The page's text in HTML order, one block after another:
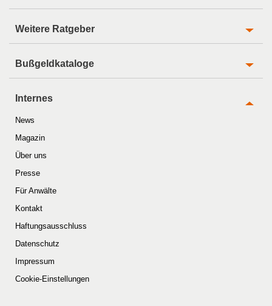
Weitere Ratgeber
Bußgeldkataloge
Internes
News
Magazin
Über uns
Presse
Für Anwälte
Kontakt
Haftungsausschluss
Datenschutz
Impressum
Cookie-Einstellungen